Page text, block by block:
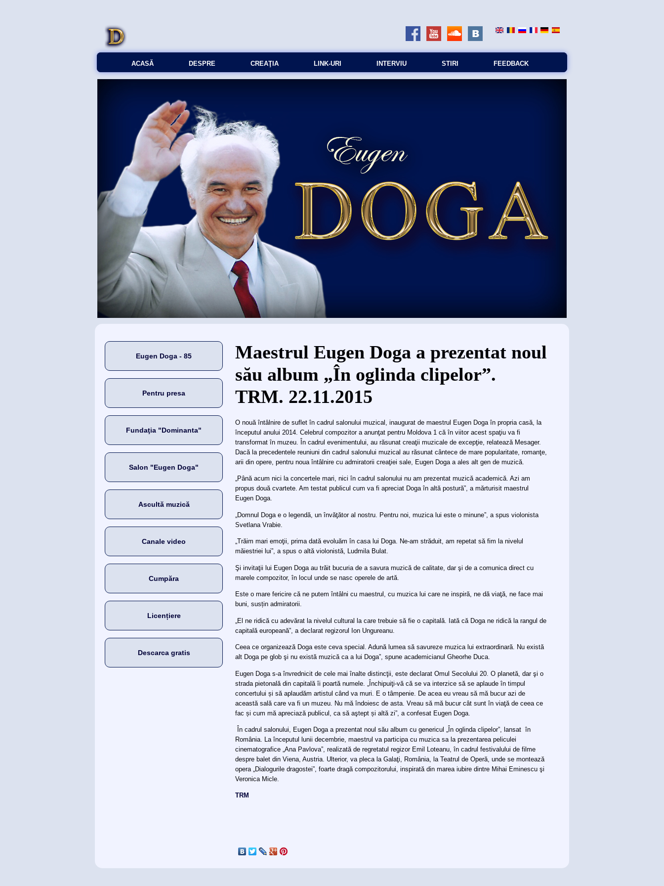
ACASĂ DESPRE CREAŢIA LINK-URI INTERVIU STIRI FEEDBACK
Eugen Doga - 85
Pentru presa
Fundaţia "Dominanta"
Salon "Eugen Doga"
Ascultă muzică
Canale video
Cumpăra
Licențiere
Descarca gratis
Eşti aici
Maestrul Eugen Doga a prezentat noul
său album „În oglinda clipelor”.
TRM. 22.11.2015
O nouă întâlnire de suflet în cadrul salonului muzical, inaugurat de maestrul Eugen Doga în propria casă, la
începutul anului 2014. Celebrul compozitor a anunţat pentru Moldova 1 că în viitor acest spaţiu va fi
transformat în muzeu. În cadrul evenimentului, au răsunat creaţii muzicale de excepţie, relatează Mesager.
Dacă la precedentele reuniuni din cadrul salonului muzical au răsunat cântece de mare popularitate, romanţe,
arii din opere, pentru noua întâlnire cu admiratorii creaţiei sale, Eugen Doga a ales alt gen de muzică.
„Până acum nici la concertele mari, nici în cadrul salonului nu am prezentat muzică academică. Azi am
propus două cvartete. Am testat publicul cum va fi apreciat Doga în altă postură”, a mărturisit maestrul
Eugen Doga.
„Domnul Doga e o legendă, un învăţător al nostru. Pentru noi, muzica lui este o minune”, a spus violonista
Svetlana Vrabie.
„Trăim mari emoţii, prima dată evoluăm în casa lui Doga. Ne-am străduit, am repetat să fim la nivelul
măiestriei lui”, a spus o altă violonistă, Ludmila Bulat.
Şi invitaţii lui Eugen Doga au trăit bucuria de a savura muzică de calitate, dar şi de a comunica direct cu
marele compozitor, în locul unde se nasc operele de artă.
Este o mare fericire că ne putem întâlni cu maestrul, cu muzica lui care ne inspiră, ne dă viaţă, ne face mai
buni, susțin admiratorii.
„El ne ridică cu adevărat la nivelul cultural la care trebuie să fie o capitală. Iată că Doga ne ridică la rangul de
capitală europeană”, a declarat regizorul Ion Ungureanu.
Ceea ce organizează Doga este ceva special. Adună lumea să savureze muzica lui extraordinară. Nu există
alt Doga pe glob şi nu există muzică ca a lui Doga”, spune academicianul Gheorhe Duca.
Eugen Doga s-a învrednicit de cele mai înalte distincţii, este declarat Omul Secolului 20. O planetă, dar şi o
strada pietonală din capitală îi poartă numele. „Închipuiţi-vă că se va interzice să se aplaude în timpul
concertului și să aplaudăm artistul când va muri. E o tâmpenie. De acea eu vreau să mă bucur azi de
această sală care va fi un muzeu. Nu mă îndoiesc de asta. Vreau să mă bucur cât sunt în viaţă de ceea ce
fac și cum mă apreciază publicul, ca să aştept și altă zi”, a confesat Eugen Doga.
În cadrul salonului, Eugen Doga a prezentat noul său album cu genericul „În oglinda clipelor”, lansat în
România. La începutul lunii decembrie, maestrul va participa cu muzica sa la prezentarea peliculei
cinematografice „Ana Pavlova”, realizată de regretatul regizor Emil Loteanu, în cadrul festivalului de filme
despre balet din Viena, Austria. Ulterior, va pleca la Galaţi, România, la Teatrul de Operă, unde se montează
opera „Dialogurile dragostei”, foarte dragă compozitorului, inspirată din marea iubire dintre Mihai Eminescu şi
Veronica Micle.
TRM